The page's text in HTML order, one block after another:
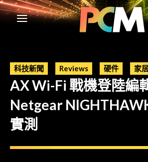
科技新聞 Reviews 硬件 家
AX Wi-Fi 戰機登陸編
Netgear
實測